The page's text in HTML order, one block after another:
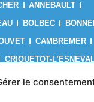
le
ANNEBAULT
BOLBEC
CAMBREMER
CRIQUETOT-
GAINNEVILLE